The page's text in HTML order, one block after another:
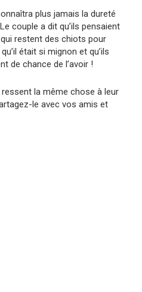
plus jamais la dureté
couple a dit qu’ils pensaient
qui restent des chiots pour
était si mignon et qu’ils
de chance de l’avoir !
la même chose à leur
le avec vos amis et